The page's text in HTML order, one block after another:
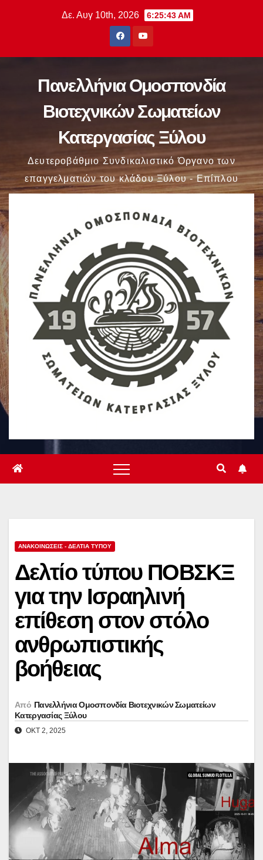
Δε. Αυγ 10th, 2026 6:25:44 AM
Πανελλήνια Ομοσπονδία
Βιοτεχνικών Σωματείων
Κατεργασίας Ξύλου
Δευτεροβάθμιο Συνδικαλιστικό Όργανο των
επαγγελματιών του κλάδου Ξύλου - Επίπλου
ΑΝΑΚΟΙΝΏΣΕΙΣ - ΔΕΛΤΊΑ ΤΎΠΟΥ
Δελτίο τύπου ΠΟΒΣΚΞ
για την Ισραηλινή
επίθεση στον στόλο
ανθρωπιστικής
βοήθειας
Από Πανελλήνια Ομοσπονδία Βιοτεχνικών Σωματείων
Κατεργασίας Ξύλου
ΟΚΤ 2, 2025